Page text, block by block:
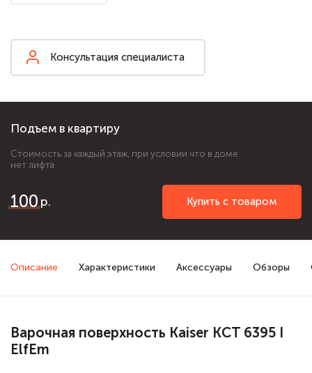
Консультация специалиста
Подъем в квартиру
Стоимость за каждый этаж, при условии что в доме
нет лифта
100 Купить с товаром
Описание Характеристики Аксессуары Обзоры
Варочная поверхность Kaiser KCT 6395 I
ElfEm